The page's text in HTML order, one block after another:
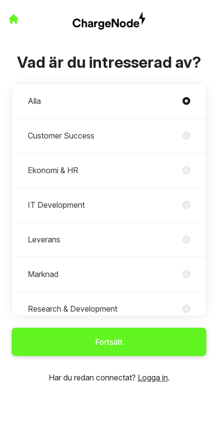
Vad är du intresserad av?
Alla
Customer Success
Ekonomi & HR
IT Development
Leverans
Marknad
Research & Development
Fortsätt
Har du redan connectat? Logga in.